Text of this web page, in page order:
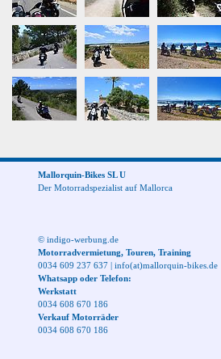
Mallorquin-Bikes SL U
Der Motorradspezialist auf Mallorca
© indigo-werbung.de
Motorradvermietung, Touren, Training
0034 609 237 637 | info(at)mallorquin-bikes.de
Whatsapp oder Telefon:
Werkstatt
0034 608 670 186
Verkauf Motorräder
0034 608 670 186